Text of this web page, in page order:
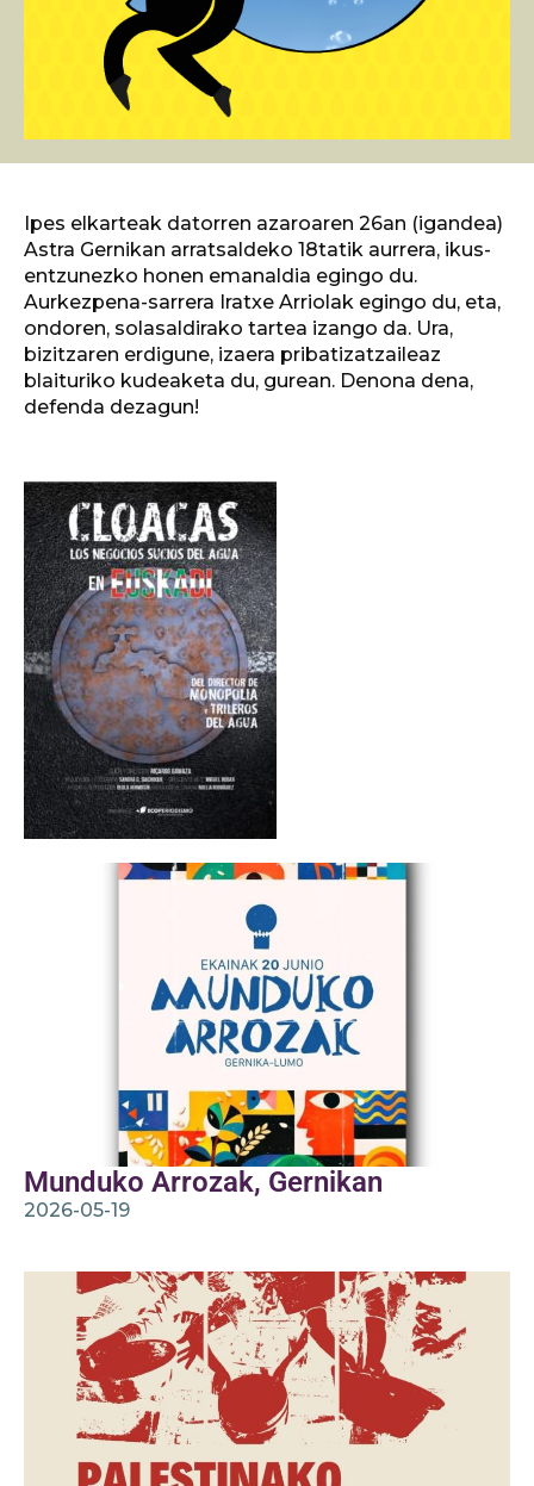
Ipes elkarteak datorren azaroaren 26an (igandea)
Astra Gernikan arratsaldeko 18tatik aurrera, ikus-
entzunezko honen emanaldia egingo du.
Aurkezpena-sarrera Iratxe Arriolak egingo du, eta,
ondoren, solasaldirako tartea izango da. Ura,
bizitzaren erdigune, izaera pribatizatzaileaz
blaituriko kudeaketa du, gurean. Denona dena,
defenda dezagun!
Munduko Arrozak, Gernikan
2026-05-19